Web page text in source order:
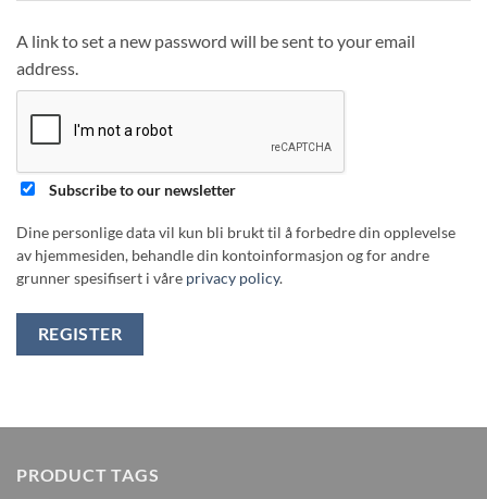
A link to set a new password will be sent to your email
address.
Subscribe to our newsletter
Dine personlige data vil kun bli brukt til å forbedre din opplevelse
av hjemmesiden, behandle din kontoinformasjon og for andre
grunner spesifisert i våre privacy policy.
REGISTER
PRODUCT TAGS